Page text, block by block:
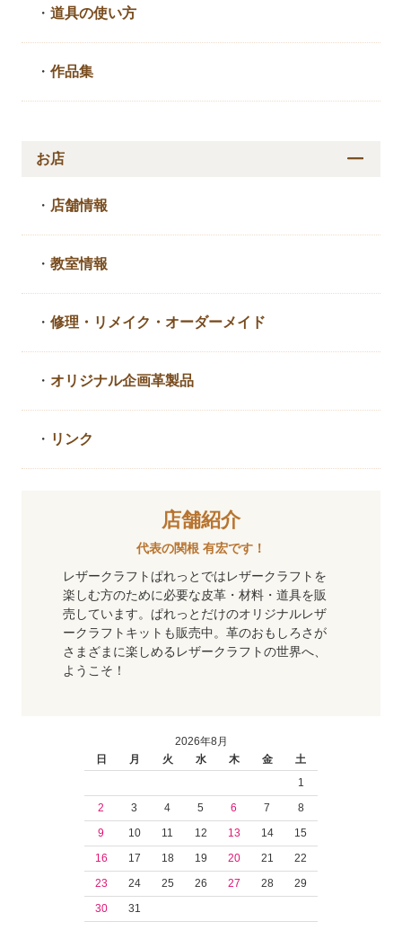
・道具の使い方
・作品集
お店
・ 店舗情報
・教室情報
・修理・リメイク・ オーダーメイド
・ オリジナル企画革製品
・ リンク
店舗紹介
代表の関根 有宏です！
レザークラフトぱれっとではレザークラフトを
楽しむ方のために必要な皮革・材料・道具を販
売しています。ぱれっとだけのオリジナルレザ
ークラフトキットも販売中。革のおもしろさが
さまざまに楽しめるレザークラフトの世界へ、
ようこそ！
2026年8月
日
月 火 水 木 金
土
1
2
3 4 5 6 7
8
9
10 11 12 13 14
15
16
17 18 19 20 21
22
23
24 25 26 27 28
29
30
31